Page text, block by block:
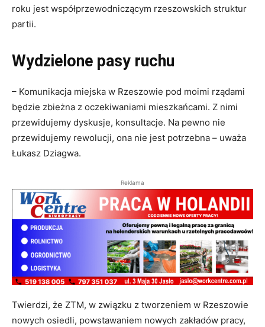
roku jest współprzewodniczącym rzeszowskich struktur
partii.
Wydzielone pasy ruchu
– Komunikacja miejska w Rzeszowie pod moimi rządami
będzie zbieżna z oczekiwaniami mieszkańcami. Z nimi
przewidujemy dyskusje, konsultacje. Na pewno nie
przewidujemy rewolucji, ona nie jest potrzebna – uważa
Łukasz Dziagwa.
Reklama
Twierdzi, że ZTM, w związku z tworzeniem w Rzeszowie
nowych osiedli, powstawaniem nowych zakładów pracy,